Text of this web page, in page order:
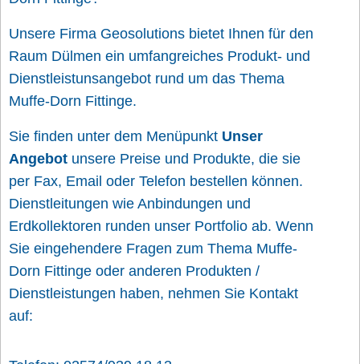
Unsere Firma Geosolutions bietet Ihnen für den
Raum Dülmen ein umfangreiches Produkt- und
Dienstleistunsangebot rund um das Thema
Muffe-Dorn Fittinge.
Sie finden unter dem Menüpunkt Unser
Angebot unsere Preise und Produkte, die sie
per Fax, Email oder Telefon bestellen können.
Dienstleitungen wie Anbindungen und
Erdkollektoren runden unser Portfolio ab. Wenn
Sie eingehendere Fragen zum Thema Muffe-
Dorn Fittinge oder anderen Produkten /
Dienstleistungen haben, nehmen Sie Kontakt
auf: